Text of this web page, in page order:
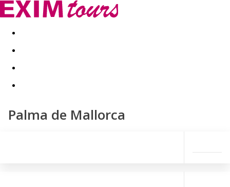
Akční nabídky Last minute
Palma de Mallorca